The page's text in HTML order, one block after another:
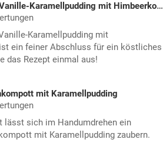
Selbstgemachter Vanille-Karamellpudding mit Himbeerkompott
Karamellpudding mit
ein feiner Abschluss für ein köstliches
das Rezept einmal aus!
mit Karamellpudding
lässt sich im Handumdrehen ein
mit Karamellpudding zaubern.